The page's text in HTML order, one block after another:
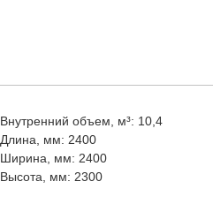
Внутренний объем, м³: 10,4
Длина, мм: 2400
Ширина, мм: 2400
Высота, мм: 2300